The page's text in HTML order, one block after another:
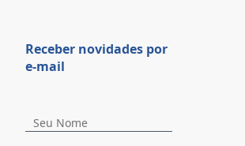
Receber novidades por
e-mail